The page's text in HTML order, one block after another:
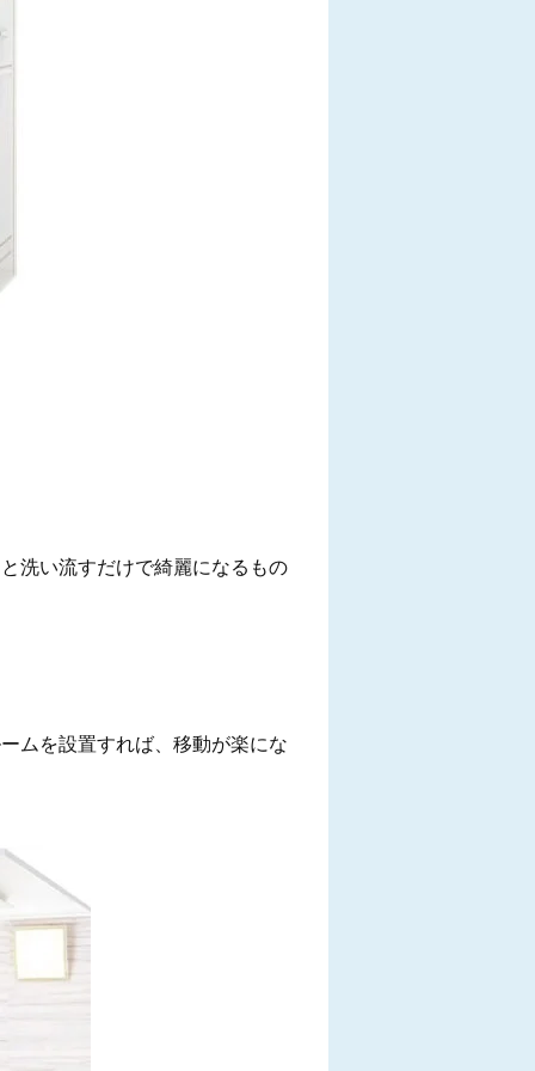
洗い流すだけで綺麗になるもの
ムを設置すれば、移動が楽にな